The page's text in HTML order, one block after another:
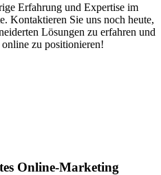
Erfahrung und Expertise im
Kontaktieren Sie uns noch heute,
Lösungen zu erfahren und
zu positionieren!
Online-Marketing